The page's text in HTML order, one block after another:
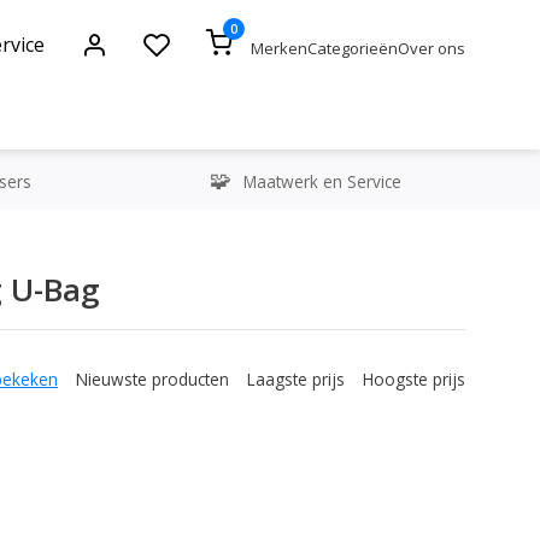
0
MerkenCategorieënOver ons
Maatwerk en Service
Bag
Nieuwste producten Laagste prijs Hoogste prijs